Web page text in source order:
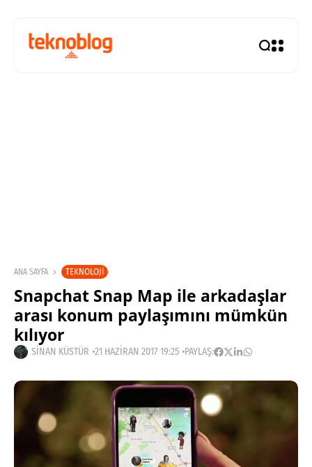
ANA SAYFA TEKNOLOJI
Snapchat Snap Map ile arkadaşlar
arası konum paylaşımını mümkün
kılıyor
SINAN KÜSTÜR 21 HAZIRAN 2017 19:25 PAYLAŞ: